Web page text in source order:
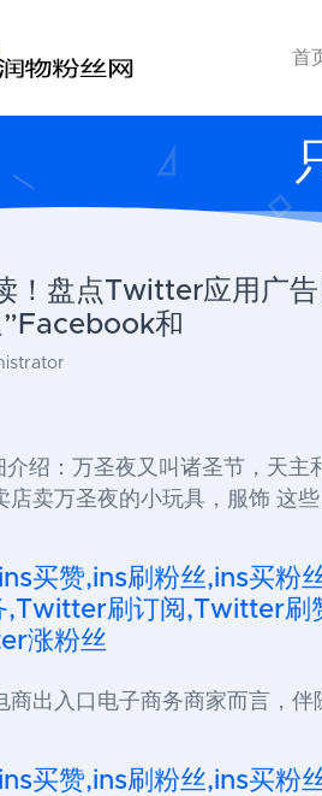
首
！盘点Twitter应用广
和
介绍：万圣夜又叫诸圣节，天
店卖万圣夜的小玩具，服饰 这
买赞,ins刷粉丝,ins买
,Twitter刷订阅,Twitter
涨粉丝
商出入口电子商务商家而言，
买赞,ins刷粉丝,ins买